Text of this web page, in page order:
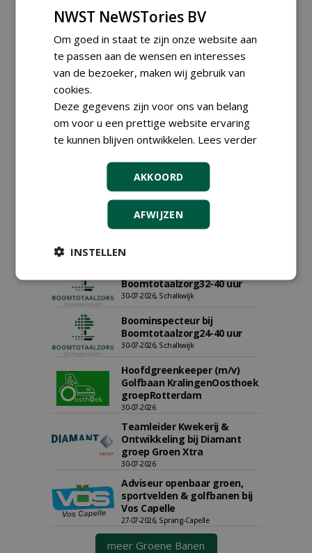
Proefveldmedewerker/
landbouwmachines bij DSV
zaden Nederland B.V.
06-08-2026, Ven-Zelderheide
DSV zaden Nederland B.V.
06-08-2026, Ven-Zelderheide
Allround
magazijnmedewerker
(fulltime) bij DSV zaden
06-08-2026, Ven Zelderheide
Boomtotaalzorg32-40 uur
30-07-2026, Schalkwijk
Boominspecteur bij
Boomtotaalzorg24-40 uur
30-07-2026, Schalkwijk
Hoofdgreenkeeper (m/v)
Golfbaan KralingenOosthoek
groepRotterdam
30-07-2026
Teamleider Kwekerij &
Ontwikkeling bij Diamant
groep Groen Xtra
30-07-2026
Adviseur openbaar groen,
sportvelden & golfbanen bij
Vos Capelle
27-07-2026, Sprang-Capelle
meer Groene Banen
NWST NeWSTories BV
Om goed in staat te zijn onze website aan
te passen aan de wensen en interesses
van de bezoeker, maken wij gebruik van
cookies.
Deze gegevens zijn voor ons van belang
om voor u een prettige website ervaring
te kunnen blijven ontwikkelen. Lees verder
AKKOORD
AFWIJZEN
INSTELLEN